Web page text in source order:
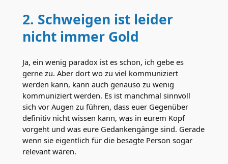
2. Schweigen ist leider
nicht immer Gold
Ja, ein wenig paradox ist es schon, ich gebe es
gerne zu. Aber dort wo zu viel kommuniziert
werden kann, kann auch genauso zu wenig
kommuniziert werden. Es ist manchmal sinnvoll
sich vor Augen zu führen, dass euer Gegenüber
definitiv nicht wissen kann, was in eurem Kopf
vorgeht und was eure Gedankengänge sind. Gerade
wenn sie eigentlich für die besagte Person sogar
relevant wären.